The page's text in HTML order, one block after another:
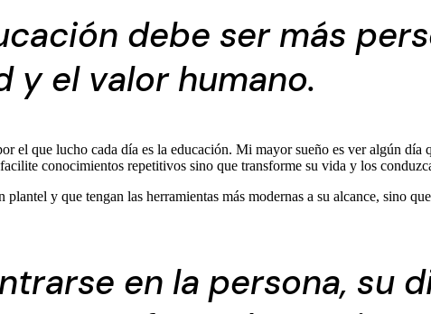
debe ser más
y el valor humano.
el que lucho cada día es la educación. Mi mayor sueño es ver algún día
conocimientos repetitivos sino que transforme su vida y los
y que tengan las herramientas más modernas a su alcance, sino
en la persona, su